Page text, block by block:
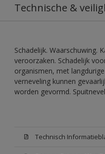
Technische &
Schadelijk. Waarschuwing.
veroorzaken. Schadelijk
organismen, met
verneveling kunnen
worden gevormd.
Technisch